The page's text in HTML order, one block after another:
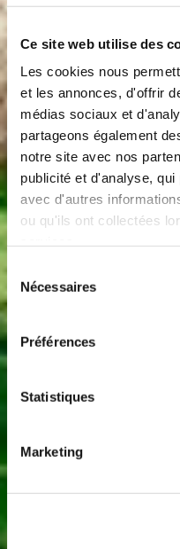
Ce site web utilise des
Les cookies nous
et les annonces, d'offrir
médias sociaux et
partageons également
notre site avec nos
publicité et d'analyse,
avec d'autres
ou qu'ils ont collectées
Sélection
consentement
Nécessaires
Préférences
Statistiques
Marketing